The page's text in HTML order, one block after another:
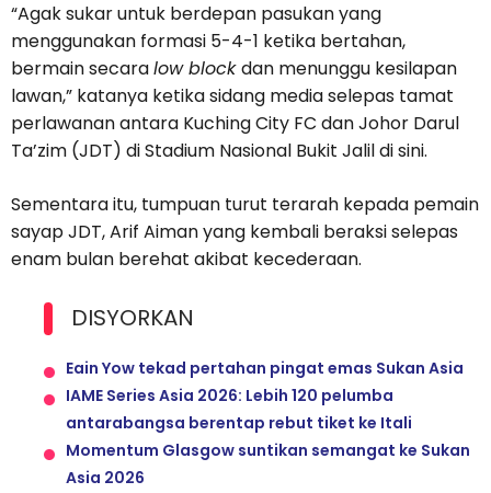
“Agak sukar untuk berdepan pasukan yang
menggunakan formasi 5-4-1 ketika bertahan,
bermain secaralow blockdan menunggu kesilapan
lawan,” katanya ketika sidang media selepas tamat
perlawanan antara Kuching City FC dan Johor Darul
Ta’zim (JDT) di Stadium Nasional Bukit Jalil di sini.
Sementara itu, tumpuan turut terarah kepada pemain
sayap JDT, Arif Aiman yang kembali beraksi selepas
enam bulan berehat akibat kecederaan.
DISYORKAN
Eain Yow tekad pertahan pingat emas Sukan Asia
IAME Series Asia 2026: Lebih 120 pelumba
antarabangsa berentap rebut tiket ke Itali
Momentum Glasgow suntikan semangat ke Sukan
Asia 2026